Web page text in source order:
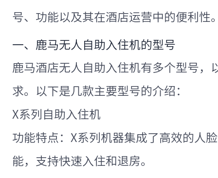
号、功能以及其在酒店运营中的便利性
一、鹿马无人自助入住机的型号
鹿马酒店无人自助入住机有多个型号，
求。以下是几款主要型号的介绍：
X系列自助入住机
功能特点：X系列机器集成了高效的人
能，支持快速入住和退房。